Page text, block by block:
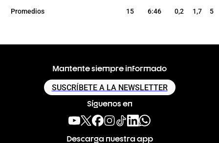
Promedios 15 6:46 0,2 1,7 5
Mantente siempre informado
SUSCRÍBETE A LA NEWSLETTER
Síguenos en
Descarga nuestra app